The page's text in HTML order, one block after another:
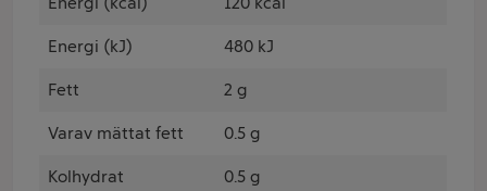
Energi (kJ) 480 kJ
Fett 2 g
Varav mättat fett 0.5 g
Kolhydrat 0.5 g